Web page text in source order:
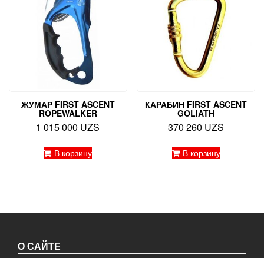
ЖУМАР FIRST ASCENT
ROPEWALKER
1 015 000 UZS
В корзину
КАРАБИН FIRST ASCENT
GOLIATH
370 260 UZS
В корзину
О САЙТЕ